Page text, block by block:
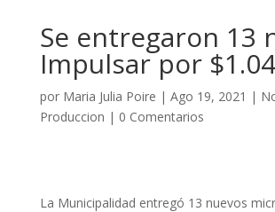
Se entregaron 13
Impulsar por
por Maria Julia Poire | Ago 19, 2021 |
Produccion | 0 Comentarios
La Municipalidad entregó 13 nuevos